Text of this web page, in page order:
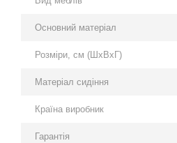
Основний матеріал
Розміри, см (ШхВхГ)
Матеріал сидіння
Країна виробник
Гарантія